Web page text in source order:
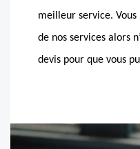
meilleur service.
de nos services alors
devis pour que vous